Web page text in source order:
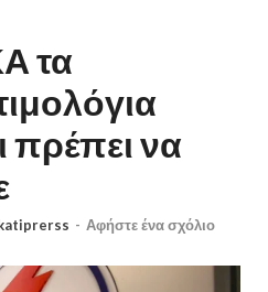
τα
πρέπει να
- Αφήστε ένα σχόλιο